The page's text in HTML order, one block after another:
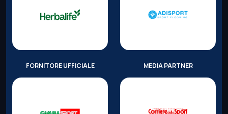
FORNITORE UFFICIALE MEDIA PARTNER